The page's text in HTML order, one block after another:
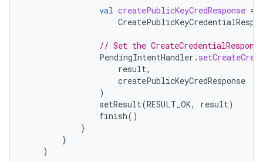
val createPublicKeyCredResponse =
// Set the
PendingIntentHandler .
result,
createPublicKeyCredResponse
)
setResult(RESULT_OK, result)
finish()
}
}
)